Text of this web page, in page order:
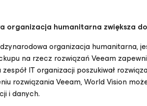
organizacja humanitarna zwiększa
organizacja humanitarna,
na rzecz rozwiązań Veeam
IT organizacji poszukiwał
rozwiązania Veeam, World Vision
i danych.